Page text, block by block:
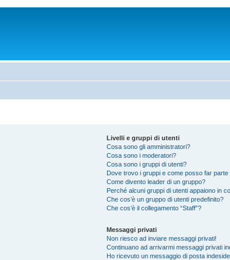
Livelli e gruppi di utenti
Cosa sono gli amministratori?
Cosa sono i moderatori?
Cosa sono i gruppi di utenti?
Dove trovo i gruppi e come posso far parte
Come divento leader di un gruppo?
Perché alcuni gruppi di utenti appaiono in
Che cos’è un gruppo di utenti predefinito?
Che cos’è il collegamento “Staff”?
Messaggi privati
Non riesco ad inviare messaggi privati!
Continuano ad arrivarmi messaggi privati
Ho ricevuto un messaggio di posta